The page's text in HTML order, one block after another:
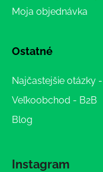
Moja objednávka
Ostatné
Najčastejšie otázky -
Veľkoobchod - B2B
Blog
Instagram